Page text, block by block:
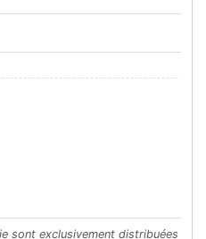
sont exclusivement distribuées